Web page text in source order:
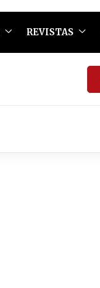
REVISTAS